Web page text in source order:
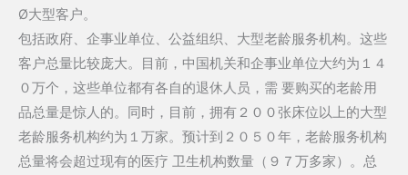
Ø大型客户。
包括政府、企事业单位、公益组织、大型老龄服务机构。这些
客户总量比较庞大。目前，中国机关和企事业单位大约为１４
０万个，这些单位都有各自的退休人员，需 要购买的老龄用
品总量是惊人的。同时，目前，拥有２００张床位以上的大型
老龄服务机构约为１万家。预计到２０５０年，老龄服务机构
总量将会超过现有的医疗 卫生机构数量（９７万多家）。总